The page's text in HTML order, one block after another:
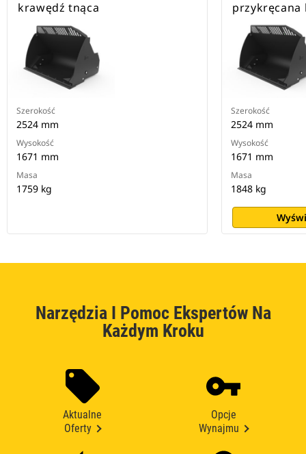
krawędź tnąca
Szerokość
2524 mm
Wysokość
1671 mm
Masa
1759 kg
przykręcana
Szerokość
2524 mm
Wysokość
1671 mm
Masa
1848 kg
Narzędzia I Pomoc Ekspertów Na
Każdym Kroku
Aktualne
Oferty
Opcje
Wynajmu